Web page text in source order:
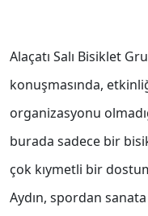
Alaçatı Salı Bisiklet
konuşmasında,
organizasyonu
burada sadece bir
çok kıymetli bir
Aydın, spordan